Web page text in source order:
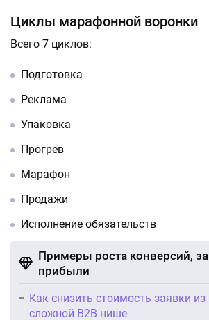
Циклы марафонной воронки
Всего 7 циклов:
Подготовка
Реклама
Упаковка
Прогрев
Марафон
Продажи
Исполнение обязательств
Примеры роста конверсий,
прибыли
Как снизить стоимость заявки
сложной B2B нише